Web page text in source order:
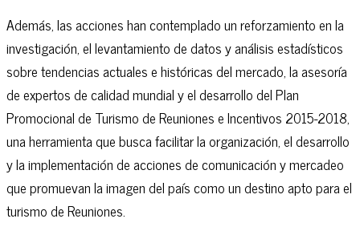
Además, las acciones han contemplado un reforzamiento en la
investigación, el levantamiento de datos y análisis estadísticos
sobre tendencias actuales e históricas del mercado, la asesoría
de expertos de calidad mundial y el desarrollo del Plan
Promocional de Turismo de Reuniones e Incentivos 2015-2018,
una herramienta que busca facilitar la organización, el desarrollo
y la implementación de acciones de comunicación y mercadeo
que promuevan la imagen del país como un destino apto para el
turismo de Reuniones.